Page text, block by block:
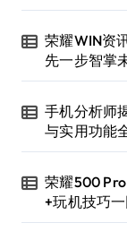
荣耀WIN资
先一步智掌
手机分析师
与实用功能
荣耀500
+玩机技巧